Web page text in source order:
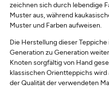
zeichnen sich durch lebendige
Muster aus, während
Muster und Farben aufweisen.
Die Herstellung dieser
Generation zu Generation
Knoten sorgfältig von Hand
klassischen Orientteppichs
der Qualität der verwendeten